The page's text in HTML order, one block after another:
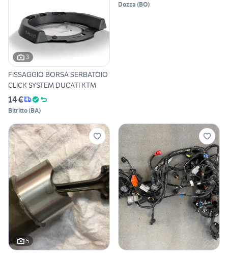
3
FISSAGGIO BORSA SERBATOIO
CLICK SYSTEM DUCATI KTM
14 €
Bitritto(BA)
Dozza (BO)
5